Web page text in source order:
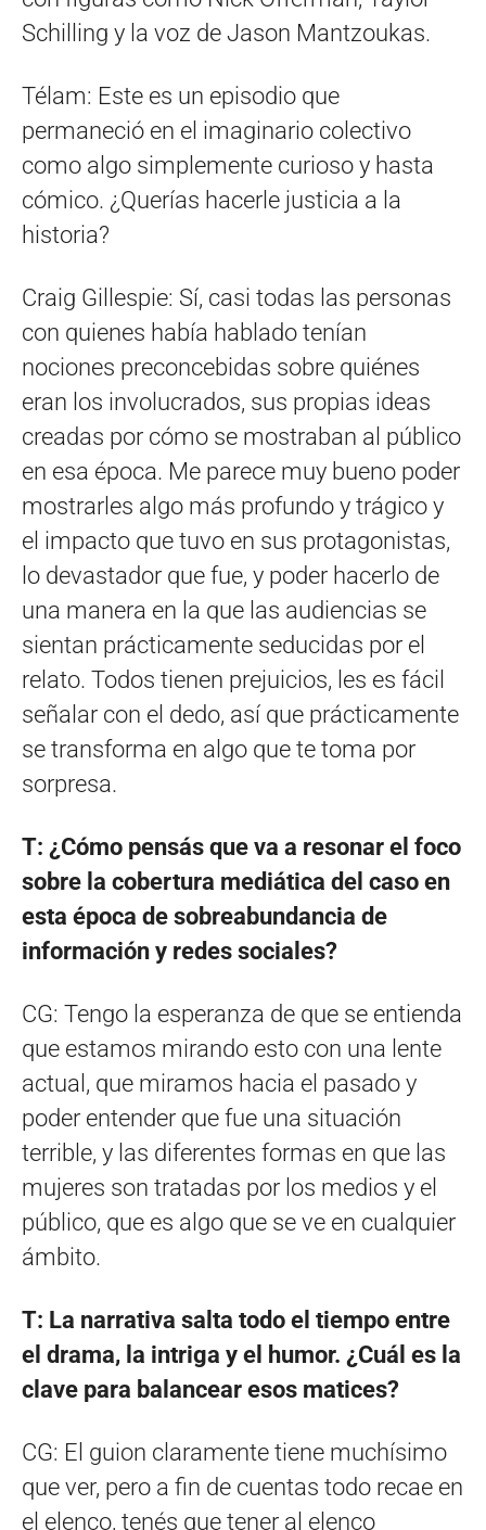
Schilling y la voz de Jason Mantzoukas.
Télam: Este es un episodio que
permaneció en el imaginario colectivo
como algo simplemente curioso y hasta
cómico. ¿Querías hacerle justicia a la
historia?
Craig Gillespie: Sí, casi todas las personas
con quienes había hablado tenían
nociones preconcebidas sobre quiénes
eran los involucrados, sus propias ideas
creadas por cómo se mostraban al público
en esa época. Me parece muy bueno poder
mostrarles algo más profundo y trágico y
el impacto que tuvo en sus protagonistas,
lo devastador que fue, y poder hacerlo de
una manera en la que las audiencias se
sientan prácticamente seducidas por el
relato. Todos tienen prejuicios, les es fácil
señalar con el dedo, así que prácticamente
se transforma en algo que te toma por
sorpresa.
T: ¿Cómo pensás que va a resonar el foco
sobre la cobertura mediática del caso en
esta época de sobreabundancia de
información y redes sociales?
CG: Tengo la esperanza de que se entienda
que estamos mirando esto con una lente
actual, que miramos hacia el pasado y
poder entender que fue una situación
terrible, y las diferentes formas en que las
mujeres son tratadas por los medios y el
público, que es algo que se ve en cualquier
ámbito.
T: La narrativa salta todo el tiempo entre
el drama, la intriga y el humor. ¿Cuál es la
clave para balancear esos matices?
CG: El guion claramente tiene muchísimo
que ver, pero a fin de cuentas todo recae en
el elenco, tenés que tener al elenco